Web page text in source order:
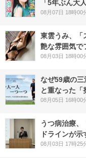
「5年ぶん大
08月07日 18時00
東雲うみ、「
艶な雰囲気で
08月03日 18時00
なぜ59歳の
と重なった「
08月05日 16時00
うつ病治療
ドラインが
08月03日 17時25